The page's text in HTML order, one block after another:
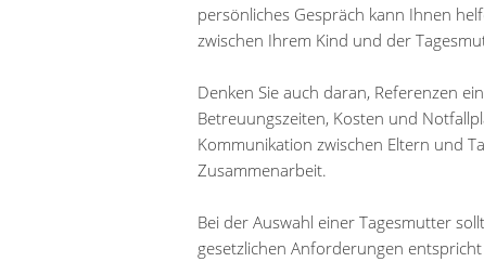
persönliches Gespräch kann Ihnen
zwischen Ihrem Kind und der
Denken Sie auch daran, Referenzen
Betreuungszeiten, Kosten und
Kommunikation zwischen Eltern und
Zusammenarbeit.
Bei der Auswahl einer Tagesmutter
gesetzlichen Anforderungen